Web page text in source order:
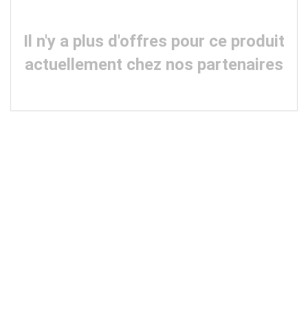
Il n'y a plus d'offres pour ce produit
actuellement chez nos partenaires